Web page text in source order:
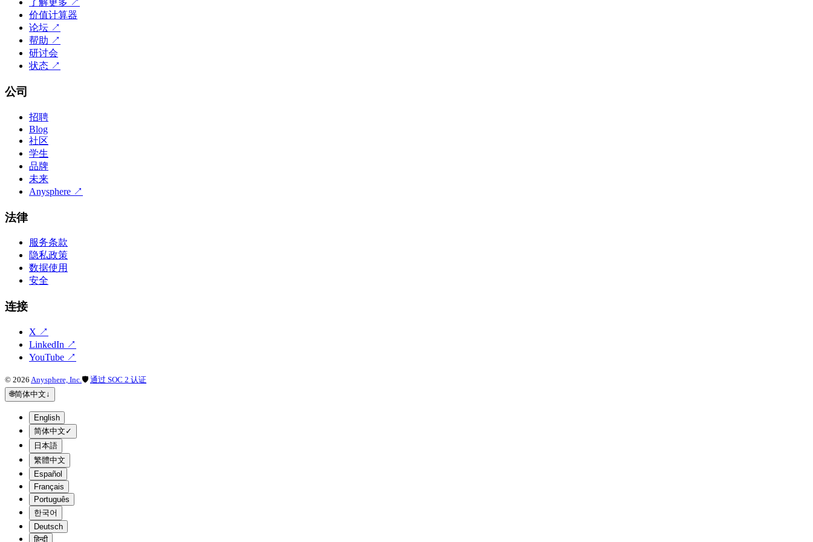
了解更多 ↗
价值计算器
论坛 ↗
帮助 ↗
研讨会
状态 ↗
公司
招聘
Blog
社区
学生
品牌
未来
Anysphere ↗
法律
服务条款
隐私政策
数据使用
安全
连接
X ↗
LinkedIn ↗
YouTube ↗
© 2026 Anysphere, Inc. 🛡 通过 SOC 2 认证
🌐简体中文↓
English
简体中文 ✓
日本語
繁體中文
Español
Français
Português
한국어
Deutsch
हिन्दी